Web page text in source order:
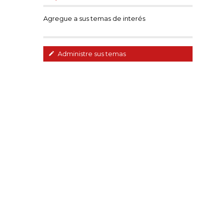
Agregue a sus temas de interés
Administre sus temas